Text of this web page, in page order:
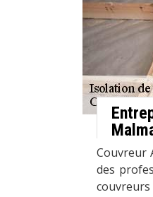
Couvreur
des